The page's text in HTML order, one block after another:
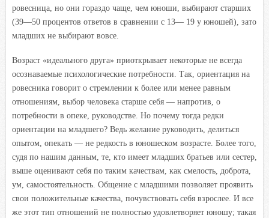
ровесница, но они гораздо чаще, чем юноши, выбирают старших
(39—50 процентов ответов в сравнении с 13— 19 у юношей), зато
младших не выбирают вовсе.
Возраст «идеального друга» приоткрывает некоторые не всегда
осознаваемые психологические потребности. Так, ориентация на
ровесника говорит о стремлении к более или менее равным
отношениям, выбор человека старше себя — напротив, о
потребности в опеке, руководстве. Но почему тогда редки
ориентации на младшего? Ведь желание руководить, делиться
опытом, опекать — не редкость в юношеском возрасте. Более того,
судя по нашим данным, те, кто имеет младших братьев или сестер,
выше оценивают себя по таким качествам, как смелость, доброта,
ум, самостоятельность. Общение с младшими позволяет проявить
свои положительные качества, почувствовать себя взрослее. И все
же этот тип отношений не полностью удовлетворяет юношу; такая